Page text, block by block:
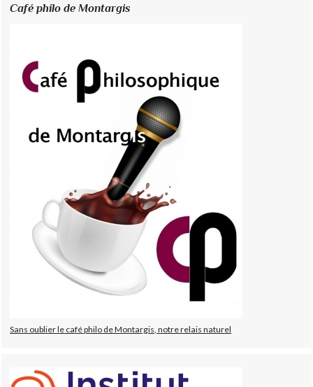
Café philo de Montargis
Sans oublier le café philo de Montargis, notre relais naturel